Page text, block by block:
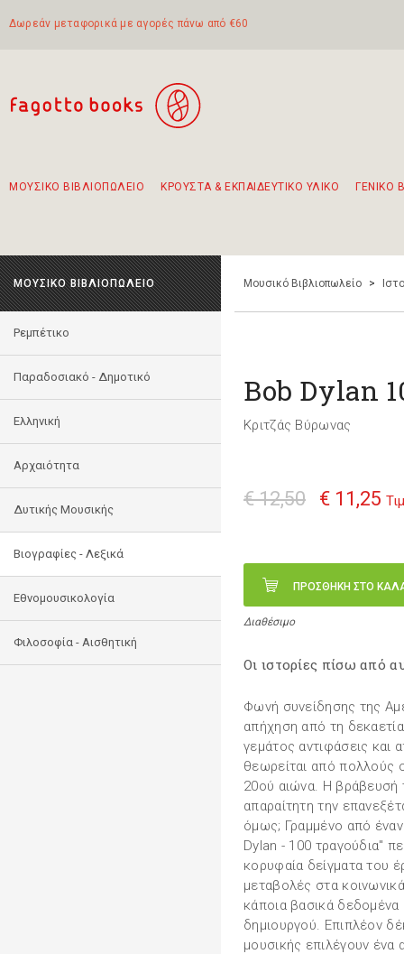
Δωρεάν μεταφορικά με αγορές πάνω από €60
ΜΟΥΣΙΚΟ ΒΙΒΛΙΟΠΩΛΕΙΟ ΚΡΟΥΣΤΑ & ΕΚΠΑΙΔΕΥΤΙΚΟ ΥΛΙΚΟ ΓΕΝΙΚΟ
ΜΟΥΣΙΚΟ ΒΙΒΛΙΟΠΩΛΕΙΟ
Ρεμπέτικο
Παραδοσιακό - Δημοτικό
Ελληνική
Αρχαιότητα
Δυτικής Μουσικής
Βιογραφίες - Λεξικά
Εθνομουσικολογία
Φιλοσοφία - Αισθητική
Μουσικό Βιβλιοπωλείο >
Bob Dylan
Κριτζάς Βύρωνας
€ 12,50 € 11,25
ΠΡΟΣΘΗΚΗ ΣΤΟ
Διαθέσιμο
Οι ιστορίες πίσω από
Φωνή συνείδησης της
απήχηση από τη
γεμάτος αντιφάσεις
θεωρείται από πολλούς
20ού αιώνα. Η βράβευσή
απαραίτητη την
όμως; Γραμμένο από
Dylan - 100 τραγούδια"
κορυφαία δείγματα του
μεταβολές στα
κάποια βασικά
δημιουργού. Επιπλέον
μουσικής επιλέγουν ένα